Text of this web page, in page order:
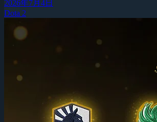
2026年7月4日
Dota 2